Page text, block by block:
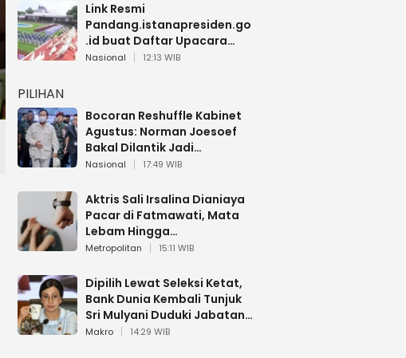
Link Resmi
Pandang.istanapresiden.go
.id buat Daftar Upacara
Bendera HUT RI di Istana
Nasional 12:13 WIB
PILIHAN
Bocoran Reshuffle Kabinet
Agustus: Norman Joesoef
Bakal Dilantik Jadi
Wamenhan RI
Nasional 17:49 WIB
Aktris Sali Irsalina Dianiaya
Pacar di Fatmawati, Mata
Lebam Hingga
Diselamatkan Polantas
Metropolitan 15:11 WIB
Dipilih Lewat Seleksi Ketat,
Bank Dunia Kembali Tunjuk
Sri Mulyani Duduki Jabatan
Strategis
Makro 14:29 WIB